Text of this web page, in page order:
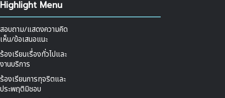
Highlight Menu
สอบถาม/แสดงความคิด
เห็น/ข้อเสนอแนะ
ร้องเรียนเรื่องทั่วไปและ
งานบริการ
ร้องเรียนการทุจริตและ
ประพฤติมิชอบ